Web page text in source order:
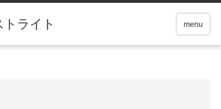
menu